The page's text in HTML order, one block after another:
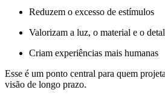
Reduzem o excesso de estímulos
Valorizam a luz, o material e o
Criam experiências mais humanas
Esse é um ponto central para quem
visão de longo prazo.